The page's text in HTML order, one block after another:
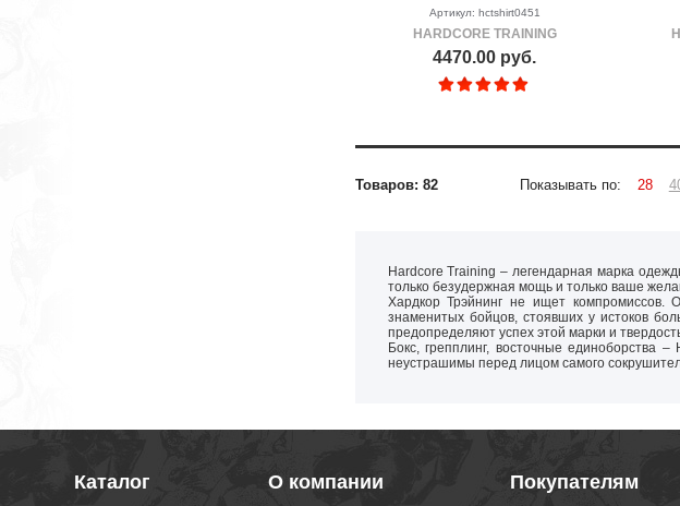
Артикул: hctshirt0451
HARDCORE TRAINING
4470.00 руб.
Товаров: 82 Показывать по: 28
Hardcore Training – легендарная марка
только безудержная мощь и только ваше
Хардкор Трэйнинг не ищет
знаменитых бойцов, стоявших у истоков
предопределяют успех этой марки и
Бокс, грепплинг, восточные единоборства
неустрашимы перед лицом самого
Каталог О компании Покупателям